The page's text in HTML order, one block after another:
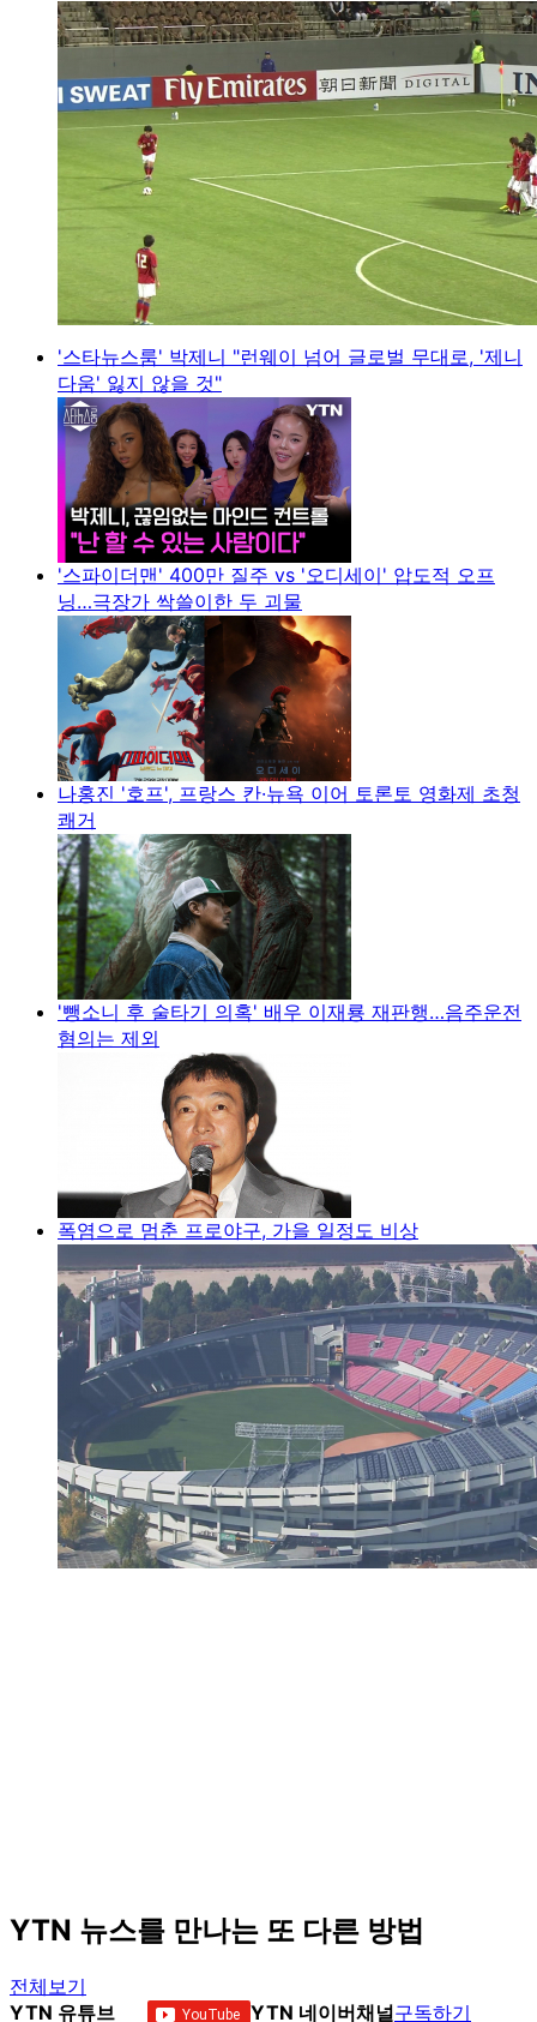
'스타뉴스룸' 박제니 "런웨이 넘어 글로벌 무대로, '제니
다움' 잃지 않을 것"
'스파이더맨' 400만 질주 vs '오디세이' 압도적 오프
닝…극장가 싹쓸이한 두 괴물
나홍진 '호프', 프랑스 칸·뉴욕 이어 토론토 영화제 초청
쾌거
'뺑소니 후 술타기 의혹' 배우 이재룡 재판행…음주운전
혐의는 제외
폭염으로 멈춘 프로야구, 가을 일정도 비상
YTN 뉴스를 만나는 또 다른 방법
전체보기
YTN 유튜브
YTN 네이버채널구독하기